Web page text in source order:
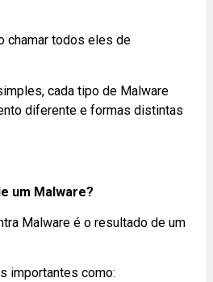
chamar todos eles de
cada tipo de Malware
diferente e formas distintas
um Malware?
Malware é o resultado de um
importantes como: